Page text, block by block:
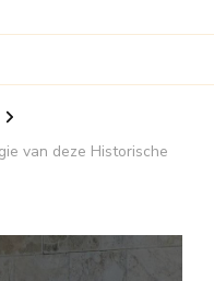
van deze Historische